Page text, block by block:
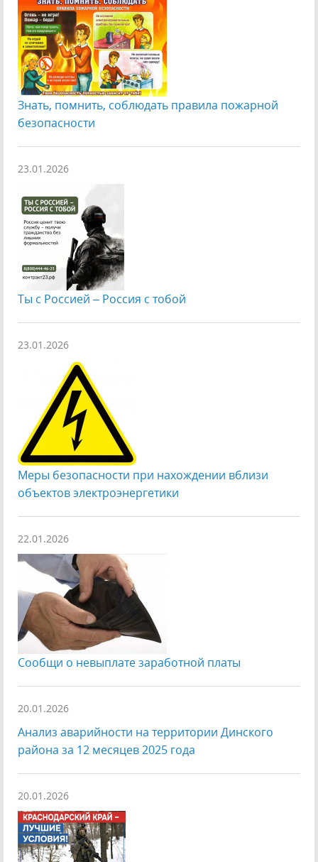
Знать, помнить, соблюдать правила пожарной
безопасности
23.01.2026
Ты с Россией – Россия с тобой
23.01.2026
Меры безопасности при нахождении вблизи
объектов электроэнергетики
22.01.2026
Сообщи о невыплате заработной платы
20.01.2026
Анализ аварийности на территории Динского
района за 12 месяцев 2025 года
20.01.2026